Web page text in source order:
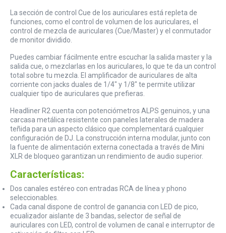
La sección de control Cue de los auriculares está repleta de
funciones, como el control de volumen de los auriculares, el
control de mezcla de auriculares (Cue/Master) y el conmutador
de monitor dividido.
Puedes cambiar fácilmente entre escuchar la salida master y la
salida cue, o mezclarlas en los auriculares, lo que te da un control
total sobre tu mezcla. El amplificador de auriculares de alta
corriente con jacks duales de 1/4" y 1/8" te permite utilizar
cualquier tipo de auriculares que prefieras.
Headliner R2 cuenta con potenciómetros ALPS genuinos, y una
carcasa metálica resistente con paneles laterales de madera
teñida para un aspecto clásico que complementará cualquier
configuración de DJ. La construcción interna modular, junto con
la fuente de alimentación externa conectada a través de Mini
XLR de bloqueo garantizan un rendimiento de audio superior.
Características:
Dos canales estéreo con entradas RCA de línea y phono
seleccionables.
Cada canal dispone de control de ganancia con LED de pico,
ecualizador aislante de 3 bandas, selector de señal de
auriculares con LED, control de volumen de canal e interruptor de